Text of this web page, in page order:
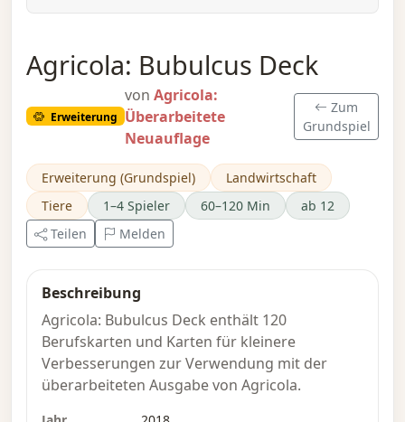
Agricola: Bubulcus Deck
Erweiterung
von Agricola:
Überarbeitete
Neuauflage
Zum
Grundspiel
Erweiterung (Grundspiel)
Landwirtschaft
Tiere
1–4 Spieler 60–120 Min
ab 12
Teilen
Melden
Beschreibung
Agricola: Bubulcus Deck enthält 120
Berufskarten und Karten für kleinere
Verbesserungen zur Verwendung mit der
überarbeiteten Ausgabe von Agricola.